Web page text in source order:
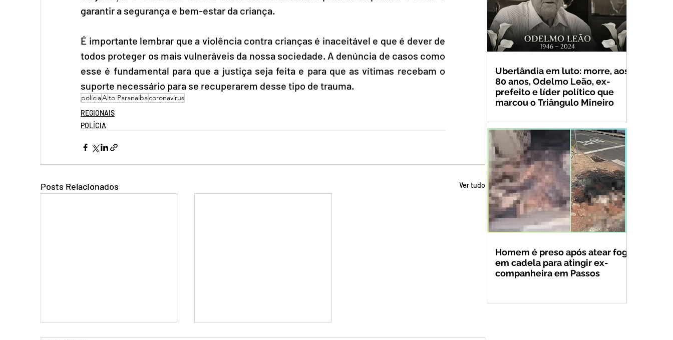
garantir a segurança e bem-estar da criança.
É importante lembrar que a violência contra crianças é inaceitável e que é dever de
todos proteger os mais vulneráveis da nossa sociedade. A denúncia de casos como
esse é fundamental para que a justiça seja feita e para que as vítimas recebam o
suporte necessário para se recuperarem desse tipo de trauma.
políciaAlto Paranaíbacoronavírus
REGIONAIS
POLÍCIA
Posts Relacionados Ver tudo
Uberlândia em luto: morre, aos
80 anos, Odelmo Leão, ex-
prefeito e líder político que
marcou o Triângulo Mineiro
Homem é preso após atear fogo
em cadela para atingir ex-
companheira em Passos